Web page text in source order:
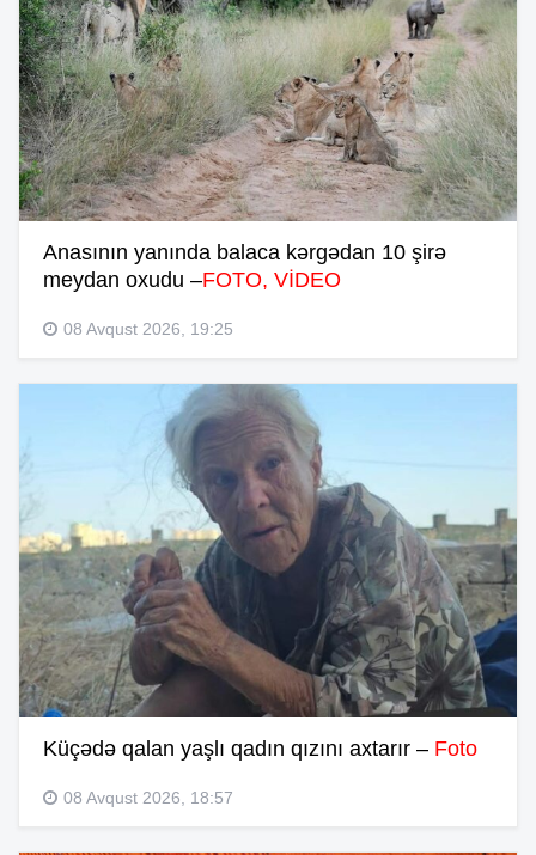
Anasının yanında balaca kərgədan 10 şirə
meydan oxudu –FOTO, VİDEO
08 Avqust 2026, 19:25
Küçədə qalan yaşlı qadın qızını axtarır – Foto
08 Avqust 2026, 18:57